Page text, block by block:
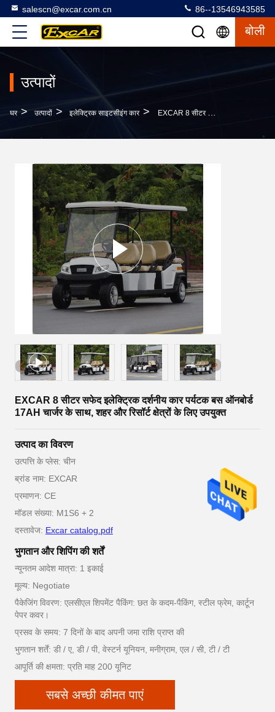
salescn@excar.com.cn 86--13546943585
बोली
उत्पादों
घर > उत्पादों > इलेक्ट्रिक साइटसीइंग कार > EXCAR 8 सीटर सफेद इलेक्ट्रिक दर्शनीय कार पर्यटक बस ऑनबोर्ड 17AH चार्जर के साथ, शहर और रिसॉर्ट क्षेत्रों के लिए उपयुक्त
EXCAR 8 सीटर सफेद इलेक्ट्रिक दर्शनीय कार पर्यटक बस ऑनबोर्ड
17AH चार्जर के साथ, शहर और रिसॉर्ट क्षेत्रों के लिए उपयुक्त
उत्पाद का विवरण
उत्पत्ति के प्लेस: चीन
ब्रांड नाम: EXCAR
प्रमाणन: CE
मॉडल संख्या: M1S6 + 2
दस्तावेज: Excar catalog.pdf
भुगतान और शिपिंग की शर्तें
न्यूनतम आदेश मात्रा: 1 इकाई
मूल्य: Negotiate
पैकेजिंग विवरण: एलसीएल शिपमेंट पैकिंग: छत के कदम-पैकिंग, स्टील फ्रेम, कार्टून
पेपर कवर।
प्रसव के समय: 7 दिनों के बाद अपनी जमा राशि प्राप्त की
भुगतान शर्तें: डी / ए, डी / पी, वेस्टर्न यूनियन, मनीग्राम, एल / सी, टी / टी
आपूर्ति की क्षमता: प्रति माह 200 यूनिट
सबसे अच्छी कीमत पाएं